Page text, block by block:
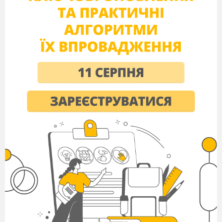
1. Не можна заперечувати наявність проблеми. Спочатку
буде шок, заперечення та відчуття безвиході. Дуже корисно в
такому разі вести щоденник. І коли стає особливо важко,
дивитися, що було раніше і що відбувається зараз, і радіти
будь-якому прогресу. А він буде, будьте певні.
2. Радимо зареєструватися на форумі чи в групі, де
спілкуються батьки дітей з розладами спектра аутизму.Там ви
знайдете безліч корисної інформації, відповіді на запитання та,
найголовніше, – підтримку.
3. Обов’язково потрібно поговорити з близькими та
родичами та розповісти про діагноз. Не варто замовчувати та
приховувати. Адже для досягнення успіху вам усім потрібно
стати однією командою та розробити тактику поведінки.
4. Чи варто говорити з дитиною про її діагноз? Ми
вважаємо, що це потрібно зробити обов’язково. Аутизм
діагностують у ранньому віці, а діти починають запитувати
“Що зі мною не так?” дещо пізніше. Розповідаючи про аутизм,
обов’язково зробіть акцент, що це не недолік, а особливість. Як
поганий зір, наприклад.
5. Без допомоги спеціалістів не обійтись. Корекційні
педагоги, логопеди-дефектологи, психологи – ці спеціалісти
допоможуть досягнути хороших результатів. Також важливо
займатися спортом, адже часто діти з РАС погано відчувають